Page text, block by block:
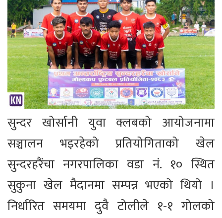
सुन्दर खोर्सानी युवा क्लबको आयोजनामा
सञ्चालन भइरहेको प्रतियोगिताको खेल
सुन्दरहरैंचा नगरपालिका वडा नं. १० स्थित
सुकुना खेल मैदानमा सम्पन्न भएको थियो ।
निर्धारित समयमा दुवै टोलीले १-१ गोलको